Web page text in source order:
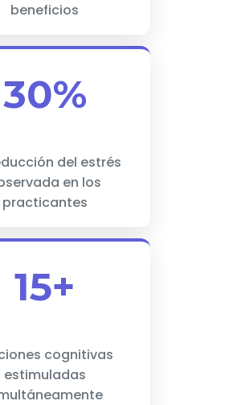
beneficios
30%
del estrés
en los
practicantes
15+
cognitivas
estimuladas